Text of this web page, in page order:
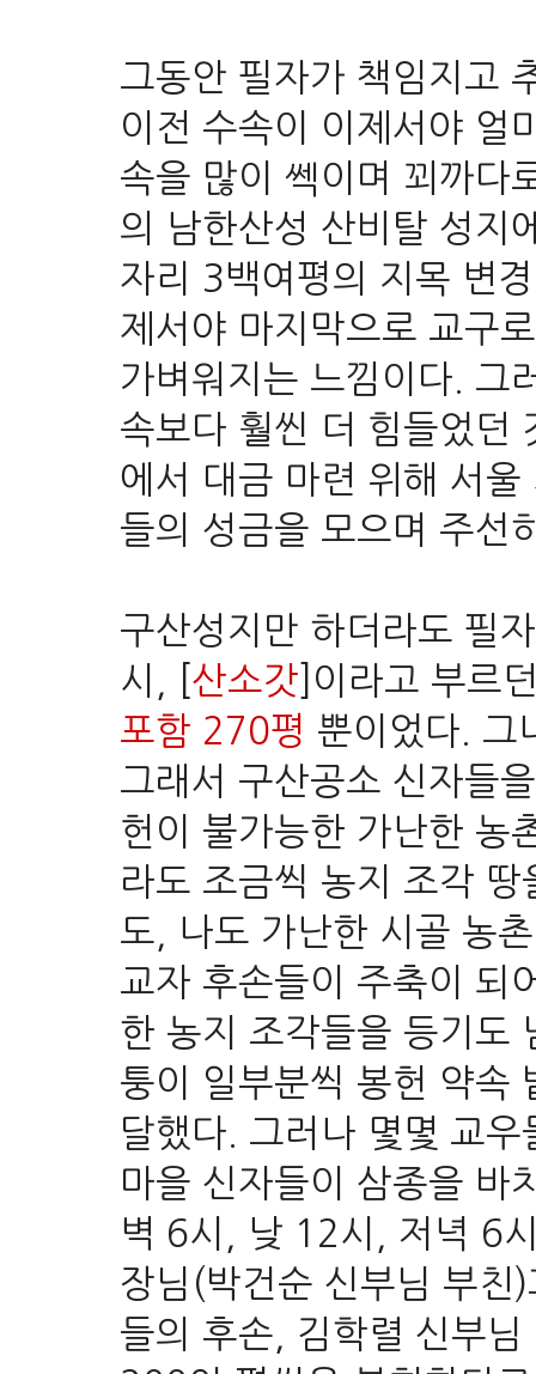
그동안 필자가 책임지고
이전 수속이 이제서야 얼
속을 많이 쎅이며 꾀까다
의 남한산성 산비탈 성지
자리 3백여평의 지목 변
제서야 마지막으로 교구
가벼워지는 느낌이다. 그
속보다 훨씬 더 힘들었던
에서 대금 마련 위해 서
들의 성금을 모으며 주선
구산성지만 하더라도 필
시, [ 산소갓 ]이라고 부르
포함 270평 뿐이었다. 그
그래서 구산공소 신자들
헌이 불가능한 가난한 농
라도 조금씩 농지 조각
도, 나도 가난한 시골 농
교자 후손들이 주축이 되
한 농지 조각들을 등기도
퉁이 일부분씩 봉헌 약속
달했다. 그러나 몇몇 교
마을 신자들이 삼종을 바
벽 6시, 낮 12시, 저녁 6
장님(박건순 신부님 부친
들의 후손, 김학렬 신부